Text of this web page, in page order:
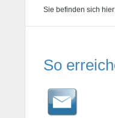
Sie befinden sich
So